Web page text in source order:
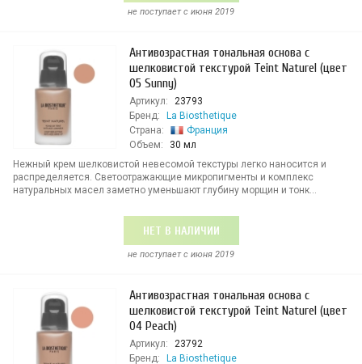
не поступает c июня 2019
Антивозрастная тональная основа с
шелковистой текстурой Teint Naturel (цвет
05 Sunny)
Артикул:
23793
Бренд:
La Biosthetique
Страна:
Франция
Объем:
30 мл
Нежный крем шелковистой невесомой текстуры легко наносится и
распределяется. Светоотражающие микропигменты и комплекс
натуральных масел заметно уменьшают глубину морщин и тонк...
НЕТ В НАЛИЧИИ
не поступает c июня 2019
Антивозрастная тональная основа с
шелковистой текстурой Teint Naturel (цвет
04 Peach)
Артикул:
23792
Бренд:
La Biosthetique